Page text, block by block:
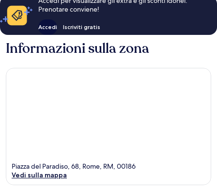
Prenotare conviene!
Accedi Iscriviti gratis
Informazioni sulla zona
Piazza del Paradiso, 68, Rome, RM, 00186
Vedi sulla mappa